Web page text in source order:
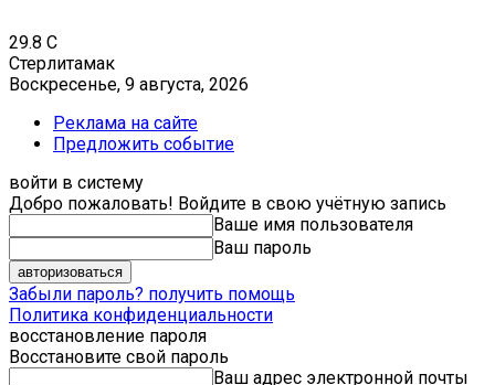
29.8 C
Стерлитамак
Воскресенье, 9 августа, 2026
Реклама на сайте
Предложить событие
войти в систему
Добро пожаловать! Войдите в свою учётную запись
Ваше имя пользователя
Ваш пароль
Забыли пароль? получить помощь
Политика конфиденциальности
восстановление пароля
Восстановите свой пароль
Ваш адрес электронной почты